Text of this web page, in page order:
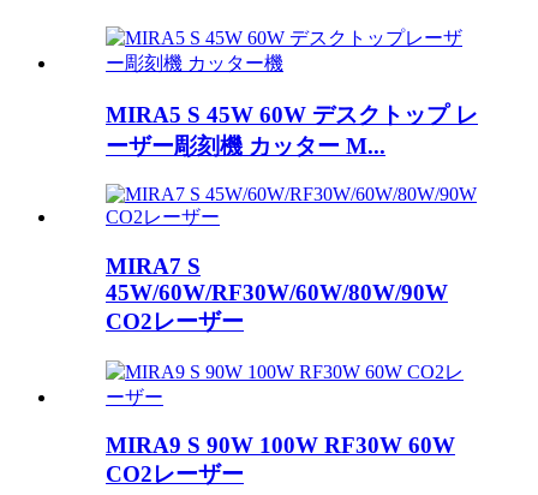
MIRA5 S 45W 60W デスクトップ レ
ーザー彫刻機 カッター M...
MIRA7 S
45W/60W/RF30W/60W/80W/90W
CO2レーザー
MIRA9 S 90W 100W RF30W 60W
CO2レーザー